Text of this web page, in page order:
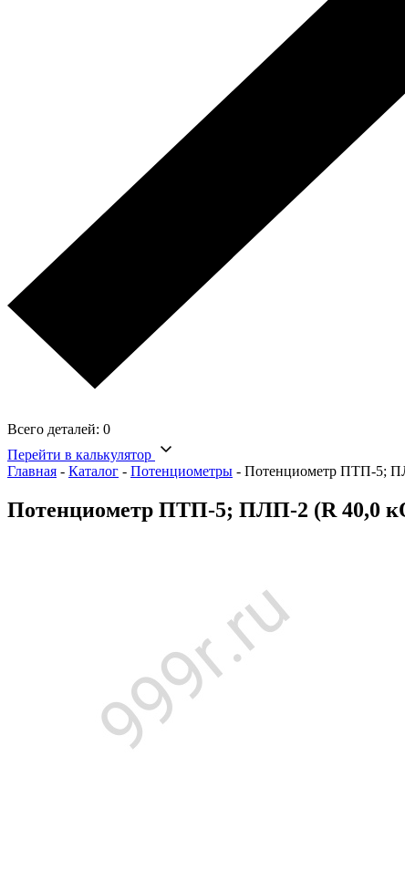
Всего деталей: 0
Перейти в калькулятор
Главная - Каталог - Потенциометры - Потенциометр ПТП-5;
Потенциометр ПТП-5; ПЛП-2 (R 40,0